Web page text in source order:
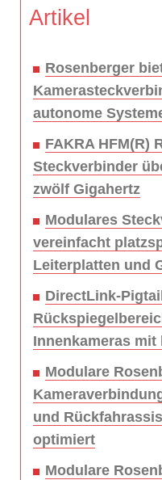
Artikel
Rosenberger
autonome
FAKRA HFM(R)
Steckverbinder
zwölf Gigahertz
Modulares
vereinfacht
Leiterplatten und
DirectLink-
Innenkameras
Modulare
und
optimiert
Modulare